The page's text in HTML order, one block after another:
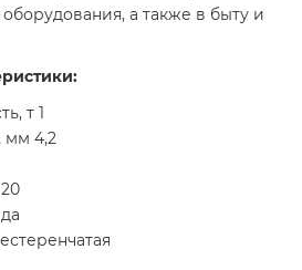
оборудования, а также в быту и
т 1
мм 4,2